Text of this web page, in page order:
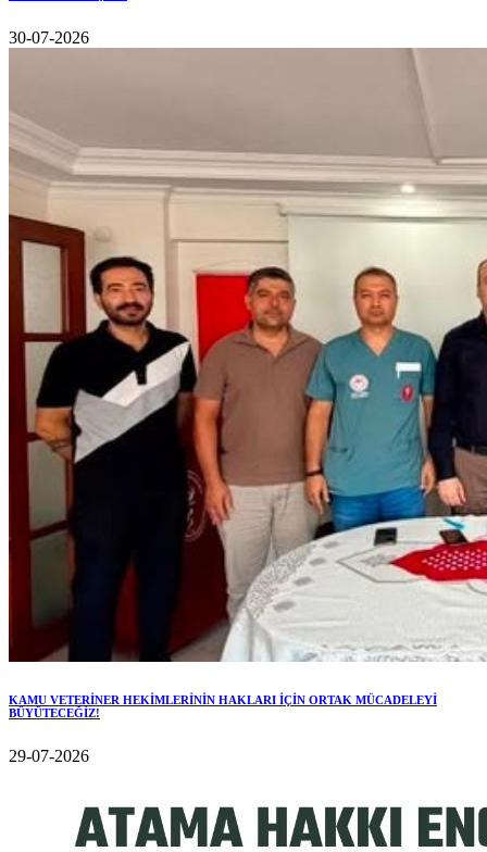
30-07-2026
KAMU VETERİNER HEKİMLERİNİN HAKLARI İÇİN ORTAK MÜCADELEYİ
BÜYÜTECEĞİZ!
29-07-2026